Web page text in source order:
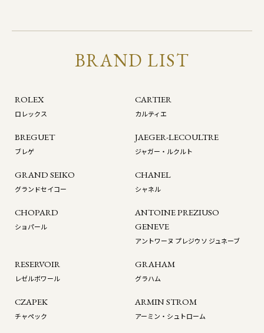
BRAND LIST
ROLEX
ロレックス
CARTIER
カルティエ
BREGUET
ブレゲ
JAEGER-LECOULTRE
ジャガー・ルクルト
GRAND SEIKO
グランドセイコー
CHANEL
シャネル
CHOPARD
ショパール
ANTOINE PREZIUSO
GENEVE
アントワーヌ プレジウソ ジュネーブ
RESERVOIR
レゼルボワール
GRAHAM
グラハム
CZAPEK
チャペック
ARMIN STROM
アーミン・シュトローム